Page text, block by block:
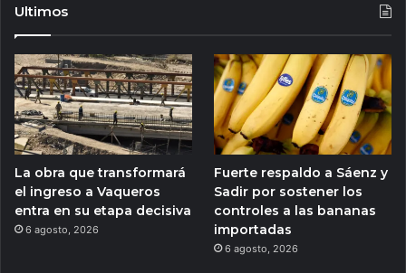
Ultimos
La obra que transformará
el ingreso a Vaqueros
entra en su etapa decisiva
6 agosto, 2026
Fuerte respaldo a Sáenz y
Sadir por sostener los
controles a las bananas
importadas
6 agosto, 2026